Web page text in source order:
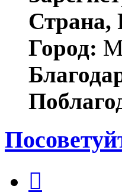
Страна,
Город: